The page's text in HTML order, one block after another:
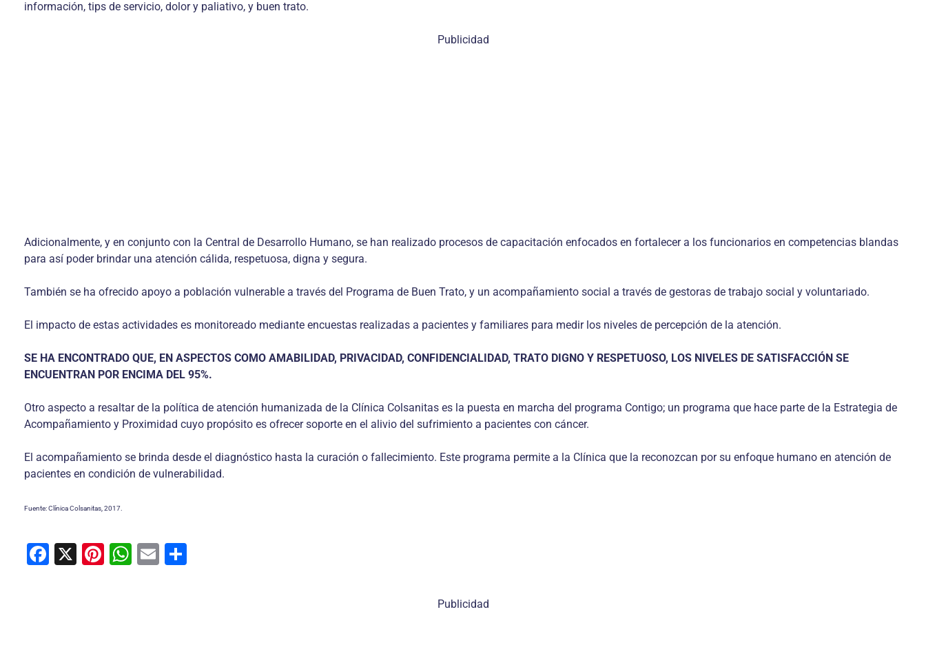
información, tips de servicio, dolor y paliativo, y buen trato.
Publicidad
Adicionalmente, y en conjunto con la Central de Desarrollo Humano, se han realizado procesos de capacitación enfocados en fortalecer a los funcionarios en competencias blandas
para así poder brindar una atención cálida, respetuosa, digna y segura.
También se ha ofrecido apoyo a población vulnerable a través del Programa de Buen Trato, y un acompañamiento social a través de gestoras de trabajo social y voluntariado.
El impacto de estas actividades es monitoreado mediante encuestas realizadas a pacientes y familiares para medir los niveles de percepción de la atención.
SE HA ENCONTRADO QUE, EN ASPECTOS COMO AMABILIDAD, PRIVACIDAD, CONFIDENCIALIDAD, TRATO DIGNO Y RESPETUOSO, LOS NIVELES DE SATISFACCIÓN SE
ENCUENTRAN POR ENCIMA DEL 95%.
Otro aspecto a resaltar de la política de atención humanizada de la Clínica Colsanitas es la puesta en marcha del programa Contigo; un programa que hace parte de la Estrategia de
Acompañamiento y Proximidad cuyo propósito es ofrecer soporte en el alivio del sufrimiento a pacientes con cáncer.
El acompañamiento se brinda desde el diagnóstico hasta la curación o fallecimiento. Este programa permite a la Clínica que la reconozcan por su enfoque humano en atención de
pacientes en condición de vulnerabilidad.
Fuente: Clínica Colsanitas, 2017.
F
X
Pi W E
Publicidad